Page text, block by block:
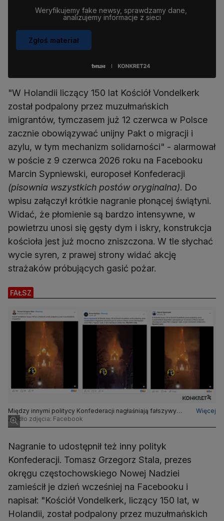
Weryfikujemy fake newsy, sprawdzamy dane,
analizujemy informacje z sieci
Zgłoś materiał
"W Holandii liczący 150 lat Kościół Vondelkerk
został podpalony przez muzułmańskich
imigrantów, tymczasem już 12 czerwca w Polsce
zacznie obowiązywać unijny Pakt o migracji i
azylu, w tym mechanizm solidarności" - alarmował
w poście z 9 czerwca 2026 roku na Facebooku
Marcin Sypniewski, europoseł Konfederacji
(pisownia wszystkich postów oryginalna). Do
wpisu załączył krótkie nagranie płonącej świątyni.
Widać, że płomienie są bardzo intensywne, w
powietrzu unosi się gęsty dym i iskry, konstrukcja
kościoła jest już mocno zniszczona. W tle słychać
wycie syren, z prawej strony widać akcję
strażaków próbujących gasić pożar.
FAŁSZ
Między innymi politycy Konfederacji nagłaśniają fałszywy
przekaz o rzekomym podpaleniu przez muzułmańskich
migrantów kościoła w Holandii
Więcej
Źródło zdjęcia: Facebook
Nagranie to udostępnił też inny polityk
Konfederacji. Tomasz Grzegorz Stala, prezes
okręgu częstochowskiego Nowej Nadziei
zamieścił je dzień wcześniej na Facebooku i
napisał: "Kościół Vondelkerk, liczący 150 lat, w
Holandii, został podpalony przez muzułmańskich